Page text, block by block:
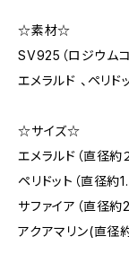
☆素材☆
SV925（ロジウムコ
エメラルド 、ペリド
☆サイズ☆
エメラルド（直径約
ペリドット（直径約
サファイア（直径
アクアマリン(直径